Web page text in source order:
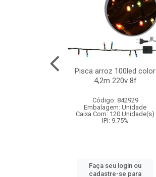
Pisca arroz 100led color
4,2m 220v 8f
Código: 842929
Embalagem: Unidade
Caixa Com: 120 Unidade(s)
IPI: 9.75%
Faça seu login ou
cadastre-se para